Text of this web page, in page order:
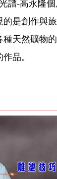
譜-高永隆
是創作與
天然礦物
品。